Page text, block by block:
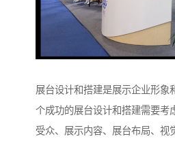
展台设计和搭建是展示企业形象
个成功的展台设计和搭建需要考
受众、展示内容、展台布局、视